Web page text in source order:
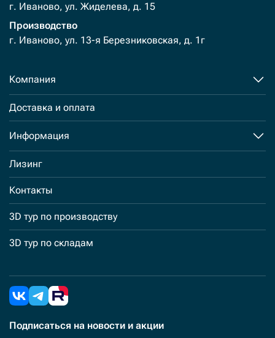
г. Иваново, ул. Жиделева, д. 15
Производство
г. Иваново, ул. 13-я Березниковская, д. 1г
Компания
Доставка и оплата
Информация
Лизинг
Контакты
3D тур по производству
3D тур по складам
Подписаться на новости и акции